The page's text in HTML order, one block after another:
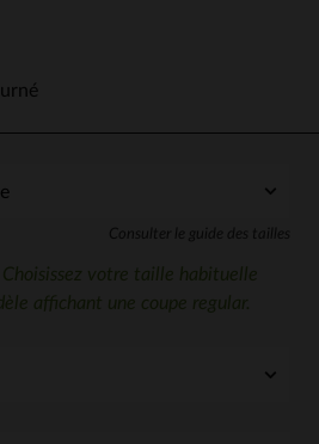
Consulter le guide des tailles
votre taille habituelle
affichant une coupe regular.